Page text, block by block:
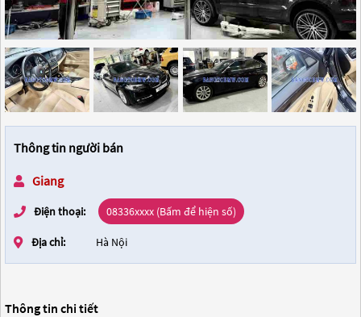
Thông tin người bán
Giang
Điện thoại: 08336xxxx (Bấm để hiện số)
Địa chỉ: Hà Nội
Thông tin chi tiết